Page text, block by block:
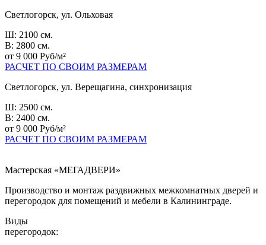
Светлогорск, ул. Ольховая
Ш: 2100 см.
В: 2800 см.
от 9 000 Руб/м²
РАСЧЕТ ПО СВОИМ РАЗМЕРАМ
Светлогорск, ул. Верещагина, синхронизация
Ш: 2500 см.
В: 2400 см.
от 9 000 Руб/м²
РАСЧЕТ ПО СВОИМ РАЗМЕРАМ
Мастерская «МЕГАДВЕРИ»
Производство и монтаж раздвижных межкомнатных дверей и
перегородок для помещений и мебели в Калининграде.
Виды
перегородок: